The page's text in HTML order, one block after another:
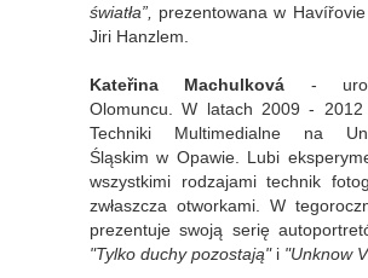
światła”,
prezentowana w
Jiri Hanzlem.
Kateřina Machulková - u
Olomuncu.W latach 2009 - 2012
Techniki Multimedialne na
Śląskim w Opawie. Lubi
wszystkimi rodzajami technik
zwłaszcza otworkami. W
prezentuje swoją serię
"Tylko duchy pozostają"i "Unknow